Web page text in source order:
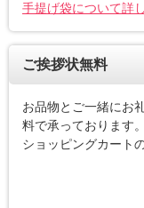
手提げ袋について詳
ご挨拶状無料
お品物とご一緒にお
料で承っております。
ショッピングカート